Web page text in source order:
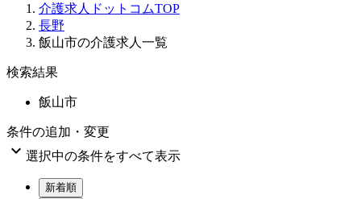
介護求人ドットコムTOP
長野
飯山市の介護求人一覧
検索結果
飯山市
条件の追加・変更
 選択中の条件をすべて表示
新着順